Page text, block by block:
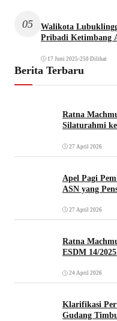
05
Walikota
Pribadi Ketimbang
17 Juni 2025 •250 Dilihat
Berita Terbaru
Ratna
Silaturahmi
27 April 2026
Apel Pagi
ASN yang
27 April 2026
Ratna
ESDM 14/
24 April 2026
Klarifikasi
Gudang